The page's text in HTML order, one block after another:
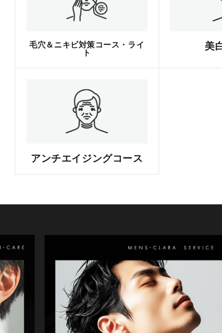
毛穴＆ニキビ対策コース・ライ
ト
美
アンチエイジングコース